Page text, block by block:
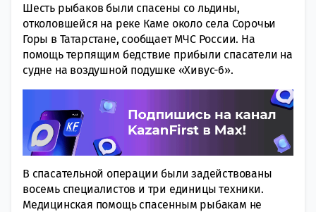
Шесть рыбаков были спасены со льдины,
отколовшейся на реке Каме около села Сорочьи
Горы в Татарстане, сообщает МЧС России. На
помощь терпящим бедствие прибыли спасатели на
судне на воздушной подушке «Хивус-6».
В спасательной операции были задействованы
восемь специалистов и три единицы техники.
Медицинская помощь спасенным рыбакам не